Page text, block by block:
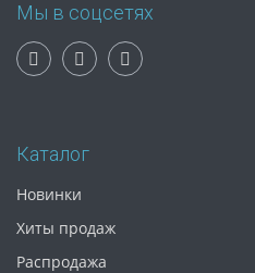
Мы в соцсетях
Каталог
Новинки
Хиты продаж
Распродажа